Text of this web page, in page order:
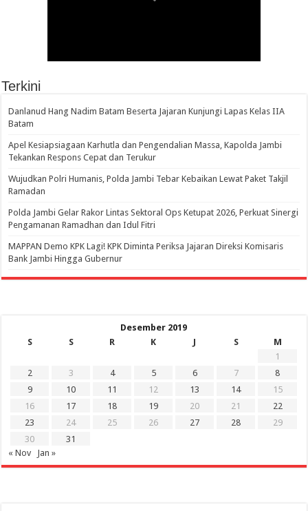
Terkini
Danlanud Hang Nadim Batam Beserta Jajaran Kunjungi Lapas Kelas IIA
Batam
Apel Kesiapsiagaan Karhutla dan Pengendalian Massa, Kapolda Jambi
Tekankan Respons Cepat dan Terukur
Wujudkan Polri Humanis, Polda Jambi Tebar Kebaikan Lewat Paket Takjil
Ramadan
Polda Jambi Gelar Rakor Lintas Sektoral Ops Ketupat 2026, Perkuat Sinergi
Pengamanan Ramadhan dan Idul Fitri
‎MAPPAN Demo KPK Lagi! KPK Diminta Periksa Jajaran Direksi Komisaris
Bank Jambi Hingga Gubernur ‎
Desember 2019
S
S R K J S
M
1
2
3 4 5 6 7
8
9
10 11 12 13 14
15
16
17 18 19 20 21
22
23
24 25 26 27 28
29
30
31
« Nov
Jan »